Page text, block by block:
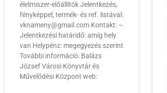
élelmiszer-előállítók Jelentkezés,
fényképpel, termék- és ref. listával:
vknameny@gmail.com Kontakt: –
Jelentkezési határidő: amíg hely
van Helypénz: megegyezés szerint
További információ: Balázs
József Városi Könyvtár és
Művelődési Központ web: